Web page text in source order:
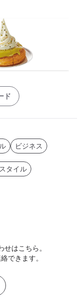
ド
ビジネス
タイル
はこちら。
できます。